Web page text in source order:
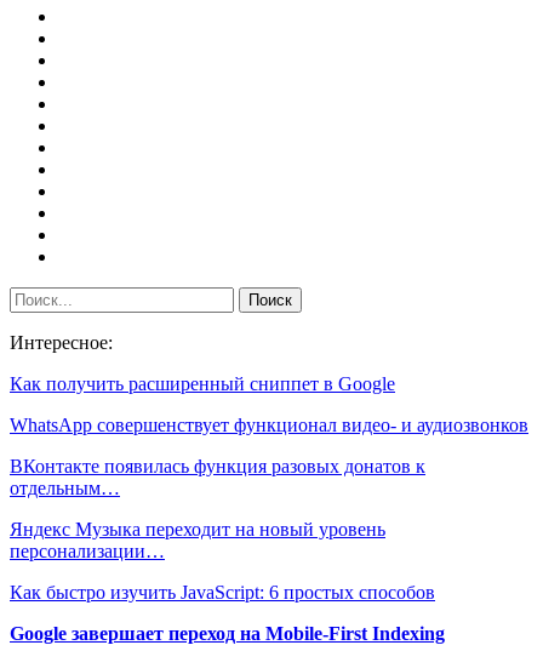
Интересное:
Как получить расширенный сниппет в Google
WhatsApp совершенствует функционал видео- и аудиозвонков
ВКонтакте появилась функция разовых донатов к
отдельным…
Яндекс Музыка переходит на новый уровень
персонализации…
Как быстро изучить JavaScript: 6 простых способов
Google завершает переход на Mobile-First Indexing